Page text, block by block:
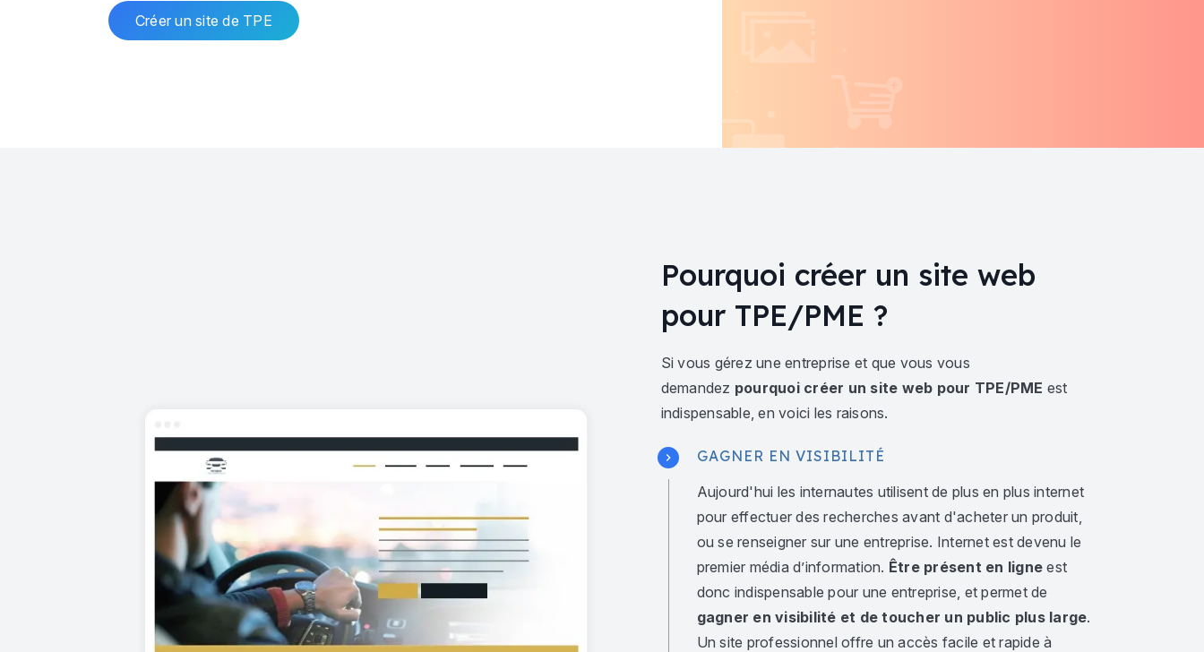
Créer un site de TPE
Pourquoi créer un site web
pour TPE/PME ?
Si vous gérez une entreprise et que vous vous
demandez pourquoi créer un site web pour TPE/PME est
indispensable, en voici les raisons.
GAGNER EN VISIBILITÉ
Aujourd'hui les internautes utilisent de plus en plus internet
pour effectuer des recherches avant d'acheter un produit,
ou se renseigner sur une entreprise. Internet est devenu le
premier média d’information. Être présent en ligne est
donc indispensable pour une entreprise, et permet de
gagner en visibilité et de toucher un public plus large.
Un site professionnel offre un accès facile et rapide à